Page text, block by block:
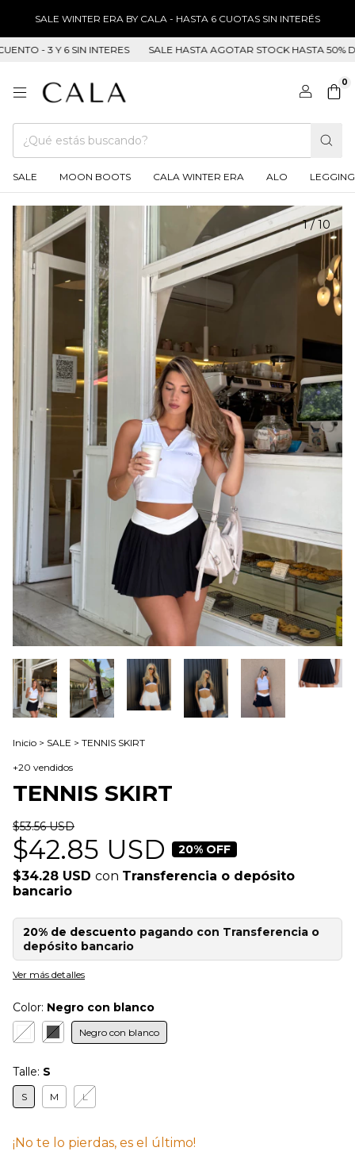
SALE WINTER ERA BY CALA - HASTA 6 CUOTAS SIN INTERÉS
- 3 Y 6 SIN INTERES SALE HASTA AGOTAR STOCK HASTA 50% DE
0
SALE MOON BOOTS CALA WINTER ERA ALO LEGGING
1/10
Inicio > SALE > TENNIS SKIRT
+20 vendidos
TENNIS SKIRT
$53.56 USD
$42.85 USD 20% OFF
$34.28 USD con Transferencia o depósito
bancario
20% de descuento pagando con Transferencia o
depósito bancario
Ver más detalles
Color: Negro con blanco
Negro con blanco
Talle: S
S M L
¡No te lo pierdas, es el último!